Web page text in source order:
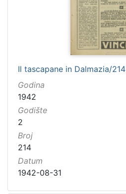
Il tascapane in Dalmazia/214
Godina
1942
Godište
2
Broj
214
Datum
1942-08-31